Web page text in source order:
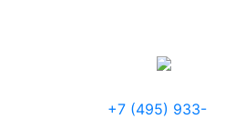
+7 (495) 933-